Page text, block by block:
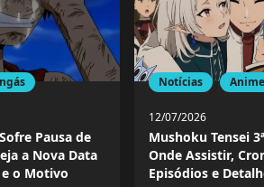
Pausa de
a Nova Data
o Motivo
Notícias
12/07/2026
Mushoku Tensei
Onde Assistir,
Episódios e